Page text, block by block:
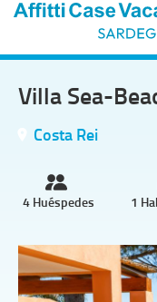
Villa Sea-
Costa Rei
4 Huéspedes 1